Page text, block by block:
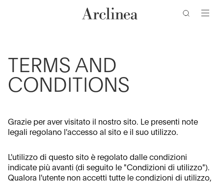
pagina
TERMS AND
CONDITIONS
Grazie per aver visitato il nostro sito. Le presenti note
legali regolano l'accesso al sito e il suo utilizzo.
L'utilizzo di questo sito è regolato dalle condizioni
indicate più avanti (di seguito le "Condizioni di utilizzo").
Qualora l'utente non accetti tutte le condizioni di utilizzo,